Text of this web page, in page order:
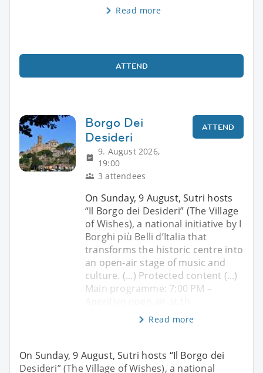
Read more
ATTEND
Borgo Dei
Desideri
9. August 2026,
19:00
3 attendees
ATTEND
On Sunday, 9 August, Sutri hosts
“Il Borgo dei Desideri” (The Village
of Wishes), a national initiative by I
Borghi più Belli d’Italia that
transforms the historic centre into
an open-air stage of music and
culture. (...) Protected content (...)
Main programme: 7:00 PM –
Read more
On Sunday, 9 August, Sutri hosts “Il Borgo dei
Desideri” (The Village of Wishes), a national